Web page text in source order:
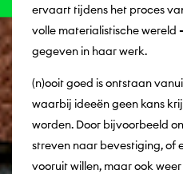
ervaart tijdens het proces
volle materialistische wereld
gegeven in haar werk.
(n)ooit goed is ontstaan
waarbij ideeën geen kans
worden. Door bijvoorbeeld
streven naar bevestiging, of
vooruit willen, maar ook weer